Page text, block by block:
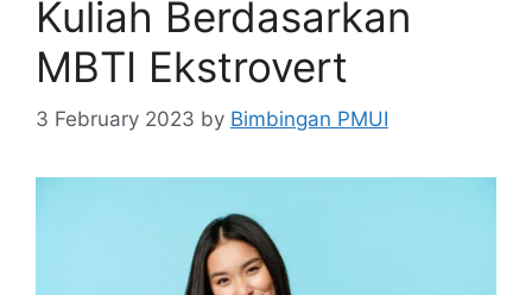
Kuliah Berdasarkan
MBTI Ekstrovert
3 February 2023 by Bimbingan PMUI